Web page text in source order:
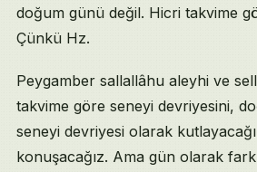
doğum günü değil. Hicri takvime
Çünkü Hz.
Peygamber sallallâhu aleyhi ve
takvime göre seneyi devriyesini,
seneyi devriyesi olarak
konuşacağız. Ama gün olarak